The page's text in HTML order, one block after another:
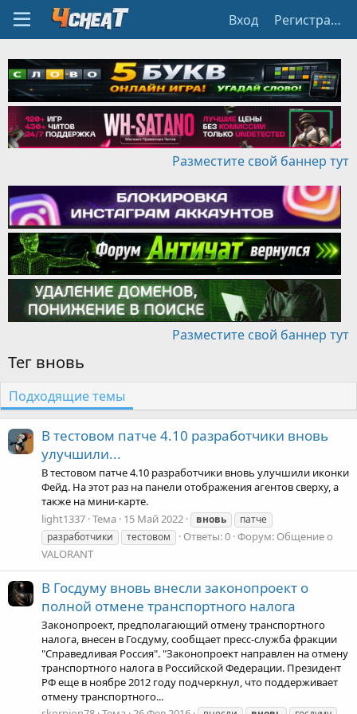
Вход Регистрация
Разместите свой баннер тут
Разместите свой баннер тут
Тег вновь
Подходящие темы
В тестовом патче 4.10 разработчики вновь
улучшили...
В тестовом патче 4.10 разработчики вновь улучшили иконки
Фейд. На этот раз на панели отображения агентов сверху, а
также на мини-карте.
light1337 Тема 15 Май 2022 вновь
патче
разработчики
тестовом Ответы: 0 Форум: Общение о
VALORANT
В Госдуму вновь внесли законопроект о
полной отмене транспортного налога
Законопроект, предполагающий отмену транспортного
налога, внесен в Госдуму, сообщает пресс-служба фракции
"Справедливая Россия". "Законопроект направлен на отмену
транспортного налога в Российской Федерации. Президент
РФ еще в ноябре 2012 году подчеркнул, что поддерживает
отмену транспортного...